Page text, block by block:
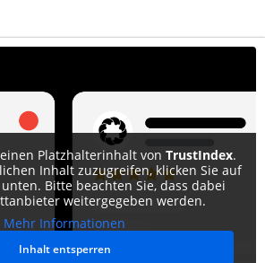
Platzhalterinhalt von TrustIndex.
Inhalt zuzugreifen, klicken Sie auf
Bitte beachten Sie, dass dabei
weitergegeben werden.
Mehr Informationen
Inhalt entsperren